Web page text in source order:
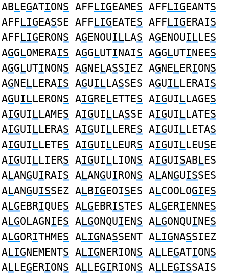
ABLEGATIONS AFFLIGEAMES AFFLIGEANTS
AFFLIGEASSE AFFLIGEATES AFFLIGERAIS
AFFLIGERONS AGENOUILLAS AGENOUILLES
AGGLOMERAIS AGGLUTINAIS AGGLUTINEES
AGGLUTINONS AGNELASSIEZ AGNELERIONS
AGNELLERAIS AGUILLASSES AGUILLERAIS
AGUILLERONS AIGRELETTES AIGUILLAGES
AIGUILLAMES AIGUILLASSE AIGUILLATES
AIGUILLERAS AIGUILLERES AIGUILLETAS
AIGUILLETES AIGUILLEURS AIGUILLEUSE
AIGUILLIERS AIGUILLIONS AIGUISABLES
ALANGUIRAIS ALANGUIRONS ALANGUISSES
ALANGUISSEZ ALBIGEOISES ALCOOLOGIES
ALGEBRIQUES ALGEBRISTES ALGERIENNES
ALGOLAGNIES ALGONQUIENS ALGONQUINES
ALGORITHMES ALIGNASSENT ALIGNASSIEZ
ALIGNEMENTS ALIGNERIONS ALLEGATIONS
ALLEGERIONS ALLEGIRIONS ALLEGISSAIS